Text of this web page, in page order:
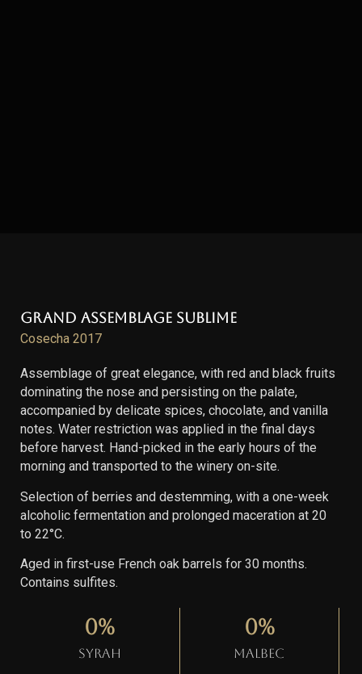
Grand Assemblage Sublime
Cosecha 2017
Assemblage of great elegance, with red and black fruits
dominating the nose and persisting on the palate,
accompanied by delicate spices, chocolate, and vanilla
notes. Water restriction was applied in the final days
before harvest. Hand-picked in the early hours of the
morning and transported to the winery on-site.
Selection of berries and destemming, with a one-week
alcoholic fermentation and prolonged maceration at 20
to 22°C.
Aged in first-use French oak barrels for 30 months.
Contains sulfites.
Syrah
0%
Malbec
0%